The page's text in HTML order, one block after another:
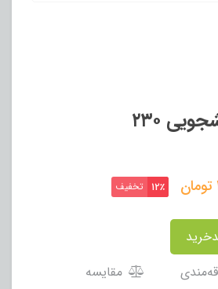
۲۳۰
تومان 12٪ تخفیف
مقایسه